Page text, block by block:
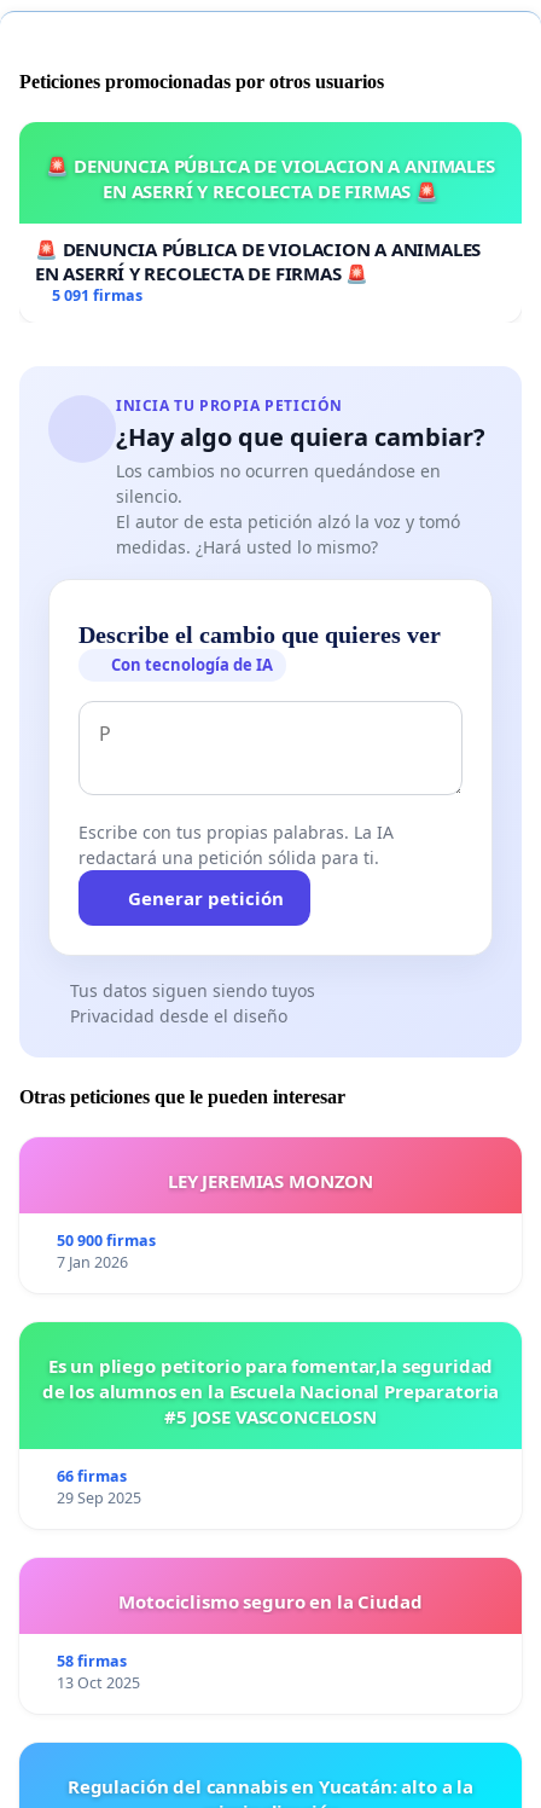
Peticiones promocionadas por otros usuarios
🚨 DENUNCIA PÚBLICA DE VIOLACION A ANIMALES
EN ASERRÍ Y RECOLECTA DE FIRMAS 🚨
🚨 DENUNCIA PÚBLICA DE VIOLACION A ANIMALES
EN ASERRÍ Y RECOLECTA DE FIRMAS 🚨
5 091 firmas
INICIA TU PROPIA PETICIÓN
¿Hay algo que quiera cambiar?
Los cambios no ocurren quedándose en
silencio.
El autor de esta petición alzó la voz y tomó
medidas. ¿Hará usted lo mismo?
Describe el cambio que quieres ver
Con tecnología de IA
Escribe con tus propias palabras. La IA
redactará una petición sólida para ti.
Generar petición
Tus datos siguen siendo tuyos
Privacidad desde el diseño
Otras peticiones que le pueden interesar
LEY JEREMIAS MONZON
50 900 firmas
7 Jan 2026
Es un pliego petitorio para fomentar,la seguridad
de los alumnos en la Escuela Nacional Preparatoria
#5 JOSE VASCONCELOSN
66 firmas
29 Sep 2025
Motociclismo seguro en la Ciudad
58 firmas
13 Oct 2025
Regulación del cannabis en Yucatán: alto a la